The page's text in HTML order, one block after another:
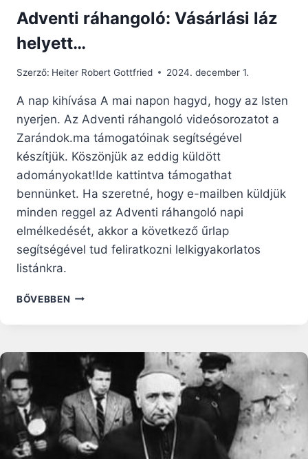
Adventi ráhangoló: Vásárlási láz
helyett…
Szerző: Heiter Robert Gottfried 2024. december 1.
A nap kihívása A mai napon hagyd, hogy az Isten
nyerjen. Az Adventi ráhangoló videósorozatot a
Zarándok.ma támogatóinak segítségével
készítjük. Köszönjük az eddig küldött
adományokat!Ide kattintva támogathat
bennünket. Ha szeretné, hogy e-mailben küldjük
minden reggel az Adventi ráhangoló napi
elmélkedését, akkor a következő űrlap
segítségével tud feliratkozni lelkigyakorlatos
listánkra.
BŐVEBBEN ADVENTI
HELYETT…